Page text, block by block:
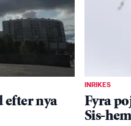
efter nya
INRIKES
Fyra
Sis-hem